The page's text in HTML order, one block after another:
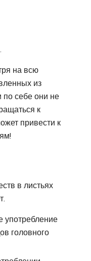
на всю
из
по себе они не
к
привести к
в листьях
употребление
головного